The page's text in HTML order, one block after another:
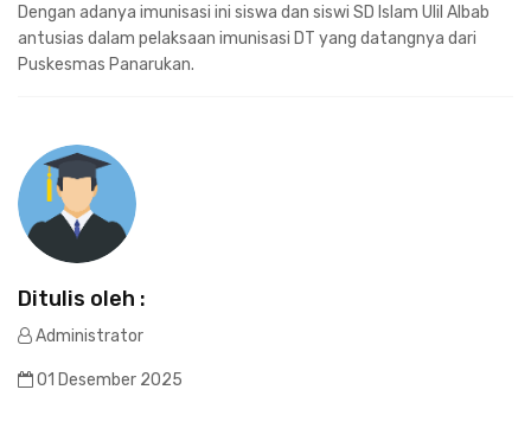
Dengan adanya imunisasi ini siswa dan siswi SD Islam Ulil Albab
antusias dalam pelaksaan imunisasi DT yang datangnya dari
Puskesmas Panarukan.
Ditulis oleh :
Administrator
01 Desember 2025